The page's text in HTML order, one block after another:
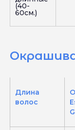
(40-
60см.)
Длина
волос